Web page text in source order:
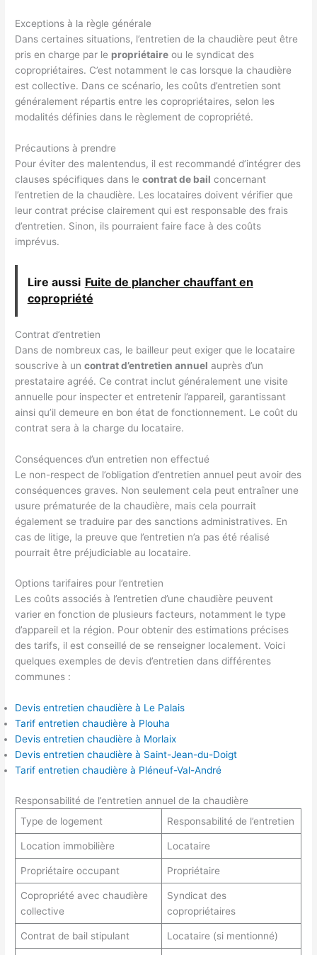
Exceptions à la règle générale
Dans certaines situations, l’entretien de la chaudière peut être
pris en charge par le propriétaire ou le syndicat des
copropriétaires. C’est notamment le cas lorsque la chaudière
est collective. Dans ce scénario, les coûts d’entretien sont
généralement répartis entre les copropriétaires, selon les
modalités définies dans le règlement de copropriété.
Précautions à prendre
Pour éviter des malentendus, il est recommandé d’intégrer des
clauses spécifiques dans lecontrat de bail concernant
l’entretien de la chaudière. Les locataires doivent vérifier que
leur contrat précise clairement qui est responsable des frais
d’entretien. Sinon, ils pourraient faire face à des coûts
imprévus.
Lire aussi Fuite de plancher chauffant en
copropriété
Contrat d’entretien
Dans de nombreux cas, le bailleur peut exiger que le locataire
souscrive à uncontrat d’entretien annuel auprès d’un
prestataire agréé. Ce contrat inclut généralement une visite
annuelle pour inspecter et entretenir l’appareil, garantissant
ainsi qu’il demeure en bon état de fonctionnement. Le coût du
contrat sera à la charge du locataire.
Conséquences d’un entretien non effectué
Le non-respect de l’obligation d’entretien annuel peut avoir des
conséquences graves. Non seulement cela peut entraîner une
usure prématurée de la chaudière, mais cela pourrait
également se traduire par des sanctions administratives. En
cas de litige, la preuve que l’entretien n’a pas été réalisé
pourrait être préjudiciable au locataire.
Options tarifaires pour l’entretien
Les coûts associés à l’entretien d’une chaudière peuvent
varier en fonction de plusieurs facteurs, notamment le type
d’appareil et la région. Pour obtenir des estimations précises
des tarifs, il est conseillé de se renseigner localement. Voici
quelques exemples de devis d’entretien dans différentes
communes :
Devis entretien chaudière à Le Palais
Tarif entretien chaudière à Plouha
Devis entretien chaudière à Morlaix
Devis entretien chaudière à Saint-Jean-du-Doigt
Tarif entretien chaudière à Pléneuf-Val-André
Responsabilité de l’entretien annuel de la chaudière
Type de logement
Responsabilité de l’entretien
Location immobilière Locataire
Propriétaire occupant Propriétaire
Copropriété avec chaudière
collective
Syndicat des
copropriétaires
Contrat de bail stipulant Locataire (si mentionné)